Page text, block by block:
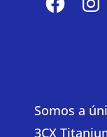
Somos a
3CX